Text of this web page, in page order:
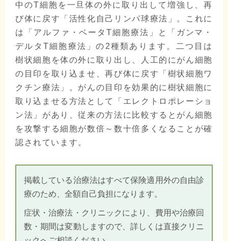
中のT細胞を一旦体の外に取り出して増強し、再
び体に戻す「活性化自己リンパ球療法」。これに
は「アルファ・ベータT細胞療法」と「ガンマ・
デルタT細胞療法」の2種類あります。二つ目は
樹状細胞を体の外に取り出し、人工的にがん細胞
の目印を取り込ませ、再び体に戻す「樹状細胞ワ
クチン療法」。がんの目印を効果的に樹状細胞に
取り込ませる方法として「エレクトロポレーショ
ン法」があり、従来の方法に比較するとがん細胞
を攻撃する細胞が数倍～数十倍多くなることが確
認されています。
掲載している治療法はすべて保険適用外の自由診
療のため、全額自己負担になります。
症状・治療法・クリニックにより、費用や治療回
数・期間は変動しますので、詳しくは直接クリニ